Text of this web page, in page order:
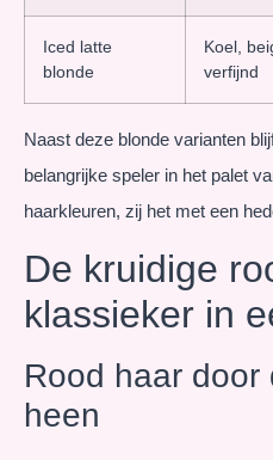
Iced latte
blonde
Koel,
verfijnd
Naast deze blonde varianten
belangrijke speler in het palet
haarkleuren, zij het met een
De kruidige
klassieker in
Rood haar door
heen